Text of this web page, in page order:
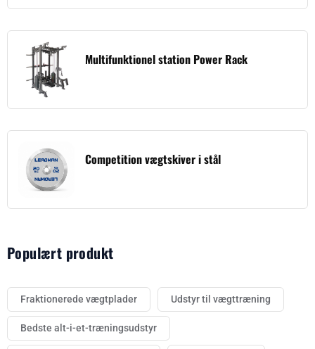
Multifunktionel station Power Rack
Competition vægtskiver i stål
Populært produkt
Fraktionerede vægtplader Udstyr til vægttræning
Bedste alt-i-et-træningsudstyr